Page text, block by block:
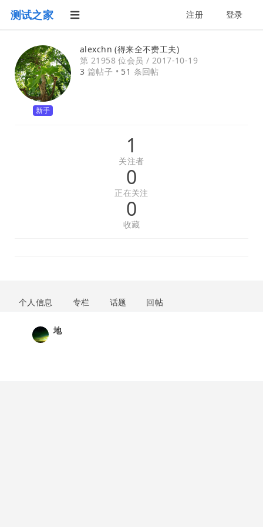
测试之家 注册 登录
新手
alexchn (得来全不费工夫)
第 21958 位会员 / 2017-10-19
3 篇帖子 • 51 条回帖
1
关注者
0
正在关注
0
收藏
个人信息 专栏 话题 回帖
地